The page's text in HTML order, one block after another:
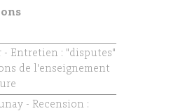
- Entretien : "disputes"
de l'enseignement
- Recension :